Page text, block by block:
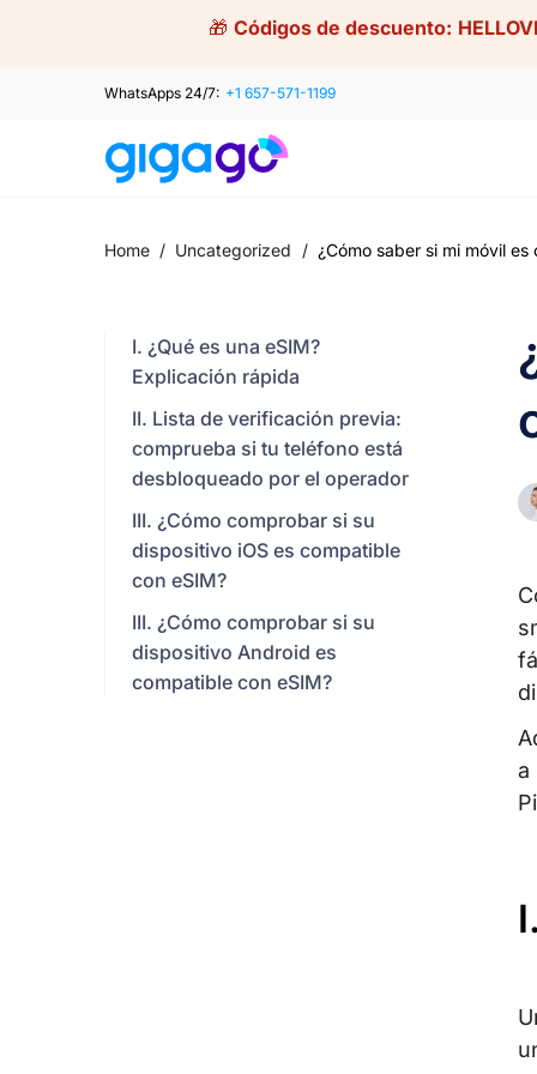
🎁 Códigos de descuento:
WhatsApps 24/7: +1 657-571-1199
Home / Uncategorized / ¿Cómo saber si mi móvil
I. ¿Qué es una eSIM?
Explicación rápida
II. Lista de verificación previa:
comprueba si tu teléfono está
desbloqueado por el operador
III. ¿Cómo comprobar si su
dispositivo iOS es compatible
con eSIM?
III. ¿Cómo comprobar si su
dispositivo Android es
compatible con eSIM?
a